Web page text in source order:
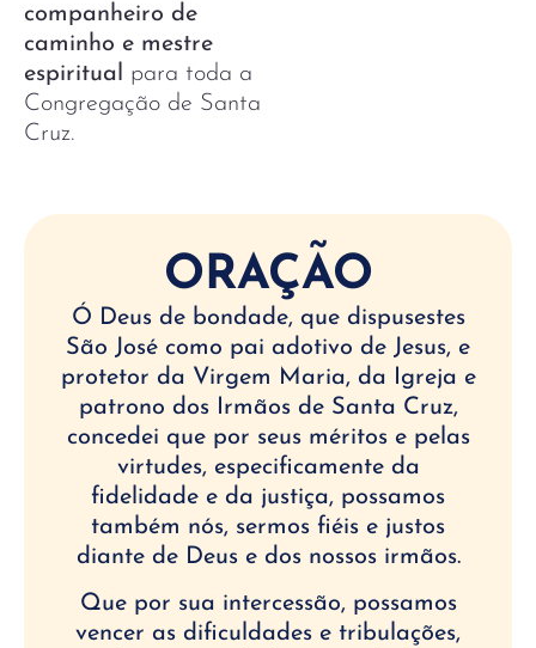
companheiro de
caminho e mestre
espiritual
para toda a
Congregação de Santa
Cruz.
ORAÇÃO
Ó Deus de bondade, que dispusestes
São José como pai adotivo de Jesus, e
protetor da Virgem Maria, da Igreja e
patrono dos Irmãos de Santa Cruz,
concedei que por seus méritos e pelas
virtudes, especificamente da
fidelidade e da justiça, possamos
também nós, sermos fiéis e justos
diante de Deus e dos nossos irmãos.
Que por sua intercessão, possamos
vencer as dificuldades e tribulações,